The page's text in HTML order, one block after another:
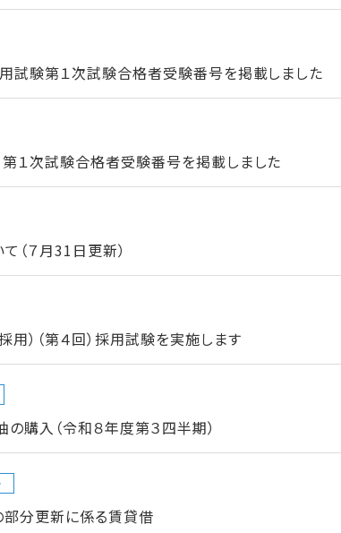
試験第１次試験合格者受験番号を掲載しました
１次試験合格者受験番号を掲載しました
７月31日更新）
）（第４回）採用試験を実施します
購入（令和８年度第３四半期）
部分更新に係る賃貸借